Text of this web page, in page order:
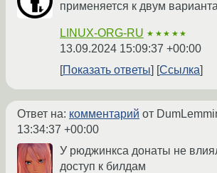
применяется к двум
LINUX-ORG-RU ★★★★★
13.09.2024 15:09:37 +00:00
Показать ответы
Ссылка
Ответ на: комментарий от
13:34:37 +00:00
У рюджинкса донаты не
доступ к билдам